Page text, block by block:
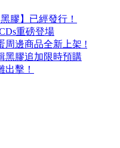
膠】已經發行！
重磅登場
周邊商品全新上架 !
黑膠追加限時預購
出擊！